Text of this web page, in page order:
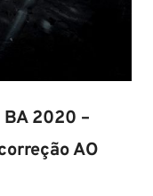
2020 –
AO